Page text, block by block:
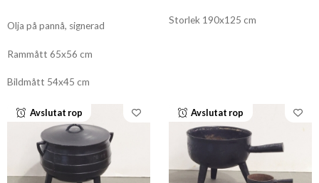
Olja på pannå, signerad
Rammått 65x56 cm
Bildmått 54x45 cm
Storlek 190x125 cm
Avslutat rop Avslutat rop